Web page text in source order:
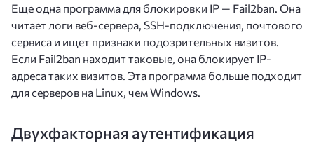
Еще одна программа для блокировки IP — Fail2ban. Она
читает логи веб-сервера, SSH-подключения, почтового
сервиса и ищет признаки подозрительных визитов.
Если Fail2ban находит таковые, она блокирует IP-
адреса таких визитов. Эта программа больше подходит
для серверов на Linux, чем Windows.
Двухфакторная аутентификация